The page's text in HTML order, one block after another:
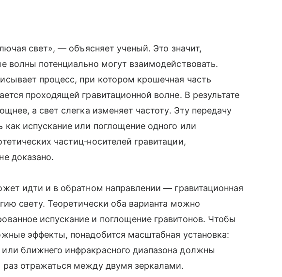
свет», — объясняет ученый. Это значит,
волны потенциально могут взаимодействовать.
процесс, при котором крошечная часть
проходящей гравитационной волне. В результате
а свет слегка изменяет частоту. Эту передачу
испускание или поглощение одного или
частиц‑носителей гравитации,
доказано.
идти и в обратном направлении — гравитационная
свету. Теоретически оба варианта можно
испускание и поглощение гравитонов. Чтобы
эффекты, понадобится масштабная установка:
ближнего инфракрасного диапазона должны
отражаться между двумя зеркалами.